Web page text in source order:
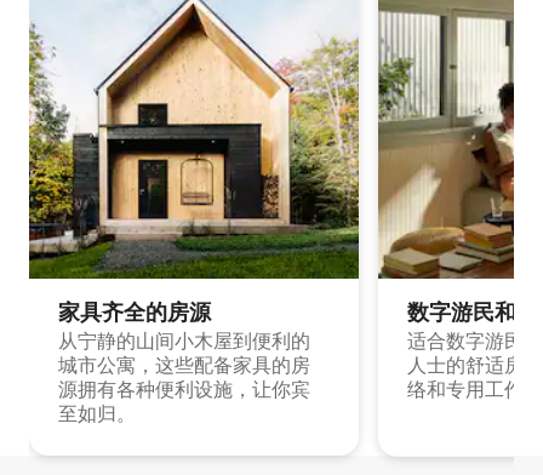
家具齐全的房源
从宁静的山间小木屋到便利的
城市公寓，这些配备家具的房
源拥有各种便利设施，让你宾
至如归。
数字游民和
适合数字游民
人士的舒适房
络和专用工作